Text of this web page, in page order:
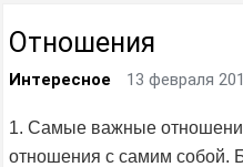
Отношения
Интересное 13 февраля
1. Самые важные
отношения с самим собой.